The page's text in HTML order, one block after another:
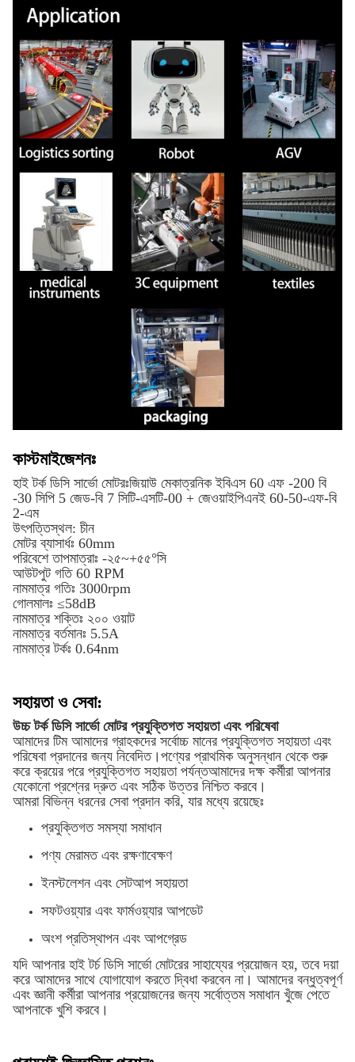
কাস্টমাইজেশনঃ
হাই টর্ক ডিসি সার্ভো মোটরঃজিয়াউ মেকাত্রনিক ইবিএস 60 এফ -200 বি
-30 সিপি 5 জেড-বি 7 সিটি-এসটি-00 + জেওয়াইপিএনই 60-50-এফ-বি
2-এম
উৎপত্তিস্থল: চীন
মোটর ব্যাসার্ধঃ 60mm
পরিবেশে তাপমাত্রাঃ -২৫~+৫৫°সি
আউটপুট গতি 60 RPM
নামমাত্র গতিঃ 3000rpm
গোলমালঃ ≤58dB
নামমাত্র শক্তিঃ ২০০ ওয়াট
নামমাত্র বর্তমানঃ 5.5A
নামমাত্র টর্কঃ 0.64nm
সহায়তা ও সেবা:
উচ্চ টর্ক ডিসি সার্ভো মোটর প্রযুক্তিগত সহায়তা এবং পরিষেবা
আমাদের টিম আমাদের গ্রাহকদের সর্বোচ্চ মানের প্রযুক্তিগত সহায়তা এবং
পরিষেবা প্রদানের জন্য নিবেদিত।পণ্যের প্রাথমিক অনুসন্ধান থেকে শুরু
করে ক্রয়ের পরে প্রযুক্তিগত সহায়তা পর্যন্তআমাদের দক্ষ কর্মীরা আপনার
যেকোনো প্রশ্নের দ্রুত এবং সঠিক উত্তর নিশ্চিত করবে।
আমরা বিভিন্ন ধরনের সেবা প্রদান করি, যার মধ্যে রয়েছেঃ
প্রযুক্তিগত সমস্যা সমাধান
পণ্য মেরামত এবং রক্ষণাবেক্ষণ
ইনস্টলেশন এবং সেটআপ সহায়তা
সফটওয়্যার এবং ফার্মওয়্যার আপডেট
অংশ প্রতিস্থাপন এবং আপগ্রেড
যদি আপনার হাই টর্চ ডিসি সার্ভো মোটরের সাহায্যের প্রয়োজন হয়, তবে দয়া
করে আমাদের সাথে যোগাযোগ করতে দ্বিধা করবেন না। আমাদের বন্ধুত্বপূর্ণ
এবং জ্ঞানী কর্মীরা আপনার প্রয়োজনের জন্য সর্বোত্তম সমাধান খুঁজে পেতে
আপনাকে খুশি করবে।